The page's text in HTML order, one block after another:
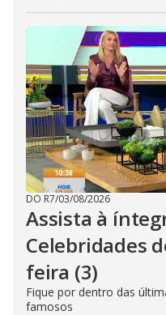
DO R7/03/08/2026
Assista à
Celebridades
feira (3)
Fique por dentro das
famosos